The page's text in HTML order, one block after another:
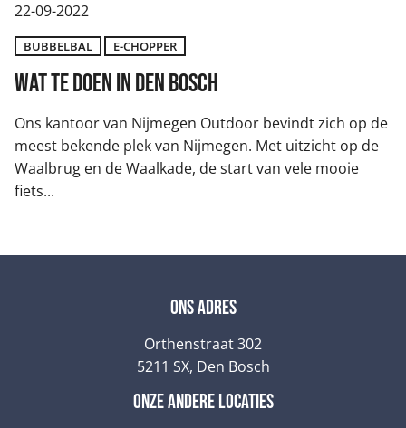
22-09-2022
BUBBELBAL E-CHOPPER
Wat te doen in Den Bosch
Ons kantoor van Nijmegen Outdoor bevindt zich op de
meest bekende plek van Nijmegen. Met uitzicht op de
Waalbrug en de Waalkade, de start van vele mooie
fiets...
Ons adres
Orthenstraat 302
5211 SX, Den Bosch
onze andere locaties